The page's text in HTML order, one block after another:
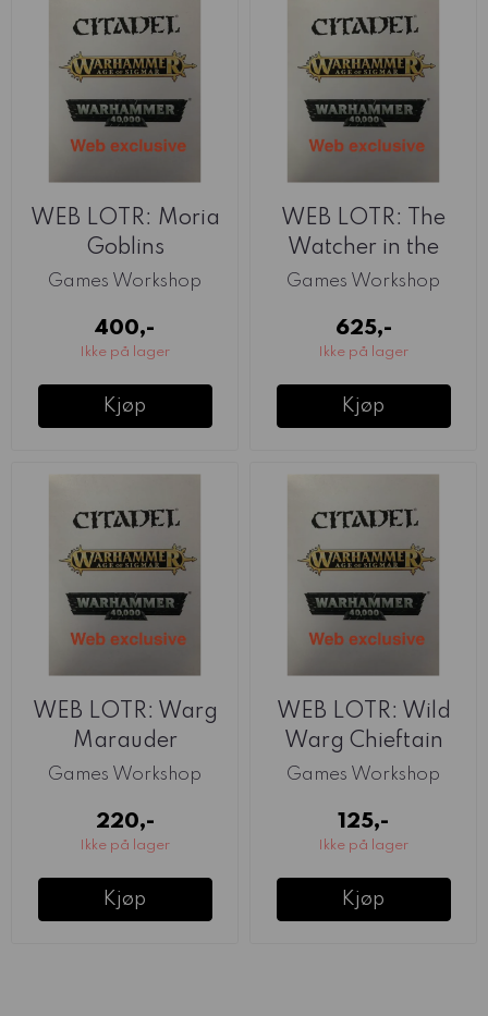
WEB LOTR: Moria
Goblins
Games Workshop
400,-
Ikke på lager
Kjøp
WEB LOTR: The
Watcher in the
Water
Games Workshop
625,-
Ikke på lager
Kjøp
WEB LOTR: Warg
Marauder
Games Workshop
220,-
Ikke på lager
Kjøp
WEB LOTR: Wild
Warg Chieftain
Games Workshop
125,-
Ikke på lager
Kjøp